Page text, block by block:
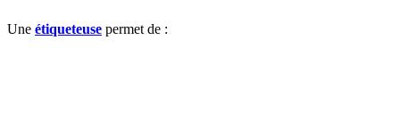
Une étiqueteuse permet de :